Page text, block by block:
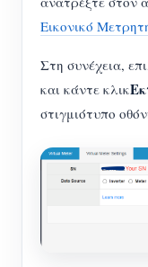
Blogs
Σχετικά
Εικονικό
Στη συνέχεια,
και κάντε κλικ
στιγμιότυπο